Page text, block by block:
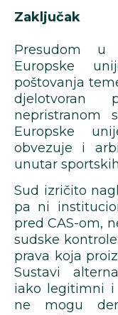
Zaključak
Presudom u
Europske
poštovanja
nepristranom
Europske
obvezuje i
unutar
Sud izričito
pa ni
pred CAS-om,
sudske
prava koja
Sustavi
iako legitimni i
ne mogu